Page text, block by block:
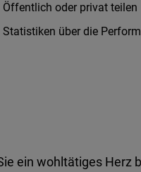
Öffentlich oder privat teilen
Statistiken über die
ein wohltätiges Herz